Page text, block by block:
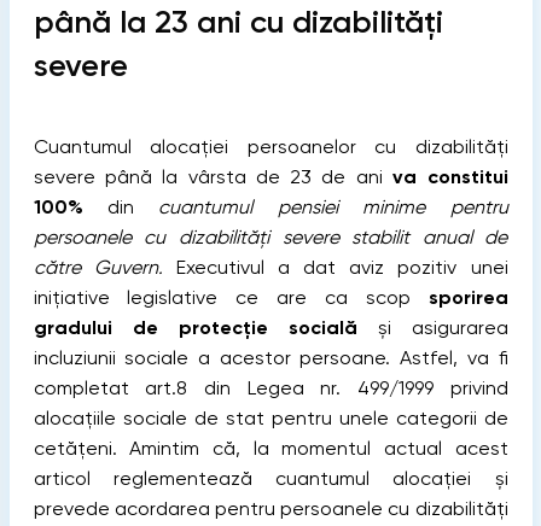
până la 23 ani cu dizabilităţi
severe
Cuantumul alocaţiei persoanelor cu dizabilităţi
severe până la vârsta de 23 de aniva constitui
100% din cuantumul pensiei minime pentru
persoanele cu dizabilităţi severe stabilit anual de
către Guvern. Executivul a dat aviz pozitiv unei
inițiative legislative ce are ca scop sporirea
gradului de protecţie socială şi asigurarea
incluziunii sociale a acestor persoane. Astfel, va fi
completat art.8 din Legea nr. 499/1999 privind
alocaţiile sociale de stat pentru unele categorii de
cetăţeni.Amintim că, la momentul actual acest
articol reglementează cuantumul alocaţiei și
prevede acordarea pentru persoanele cu dizabilităţi